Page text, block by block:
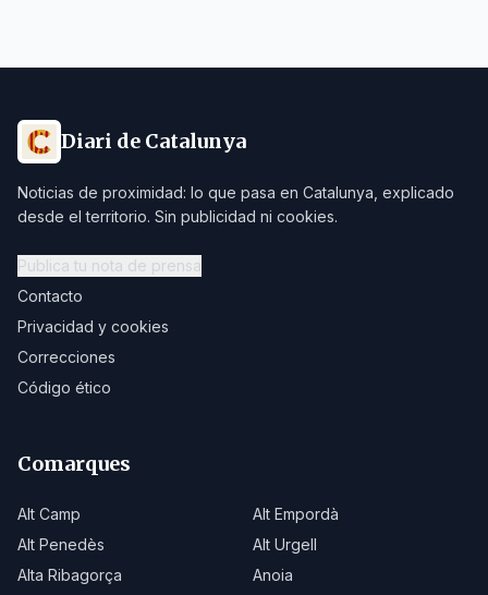
Diari de Catalunya
Noticias de proximidad: lo que pasa en Catalunya, explicado
desde el territorio. Sin publicidad ni cookies.
Publica tu nota de prensa
Contacto
Privacidad y cookies
Correcciones
Código ético
Comarques
Alt Camp
Alt Empordà
Alt Penedès
Alt Urgell
Alta Ribagorça
Anoia